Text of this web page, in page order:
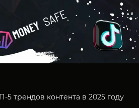
5 трендов контента в 2025 году